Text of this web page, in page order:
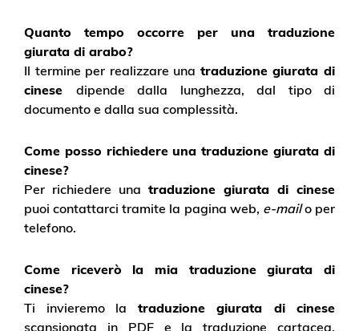
Quanto tempo occorre per una traduzione
giurata di arabo?
Il termine per realizzare una traduzione giurata di
cinese dipende dalla lunghezza, dal tipo di
documento e dalla sua complessità.
Come posso richiedere una traduzione giurata di
cinese?
Per richiedere una traduzione giurata di cinese
puoi contattarci tramite la pagina web, e-mailo per
telefono.
Come riceverò la mia traduzione giurata di
cinese?
Ti invieremo la traduzione giurata di cinese
scansionata in PDF e la traduzione cartacea,